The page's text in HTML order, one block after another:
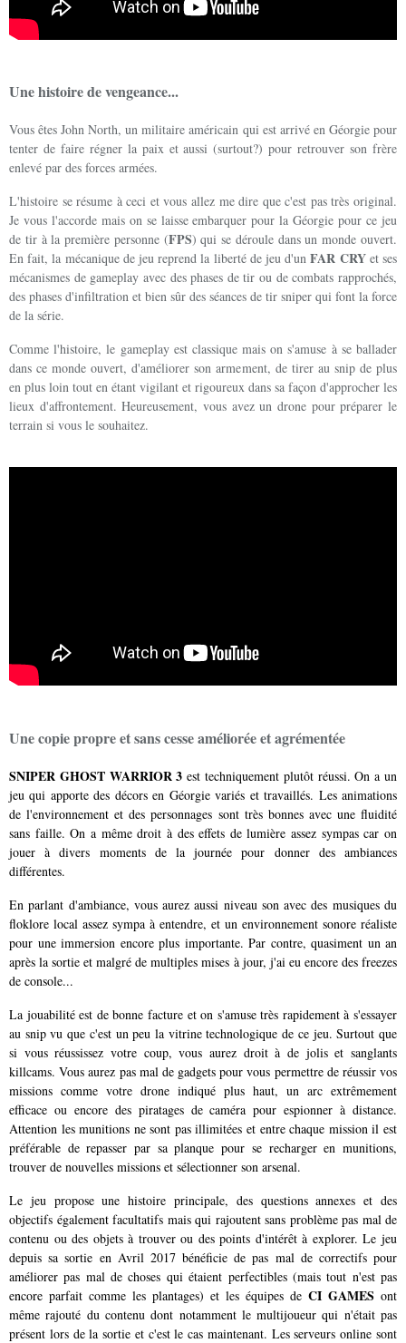
Une histoire de vengeance...
Vous êtes John North, un militaire américain qui est arrivé en Géorgie pour
tenter de faire régner la paix et aussi (surtout?) pour retrouver son frère
enlevé par des forces armées.
L'histoire se résume à ceci et vous allez me dire que c'est pas très original.
Je vous l'accorde mais on se laisse embarquer pour la Géorgie pour ce jeu
de tir à la première personne (FPS) qui se déroule dans un monde ouvert.
En fait, la mécanique de jeu reprend la liberté de jeu d'unFAR CRYet ses
mécanismes de gameplay avec des phases de tir ou de combats rapprochés,
des phases d'infiltration et bien sûr des séances de tir sniper qui font la force
de la série.
Comme l'histoire, le gameplay est classique mais on s'amuse à se ballader
dans ce monde ouvert, d'améliorer son armement, de tirer au snip de plus
en plus loin tout en étant vigilant et rigoureux dans sa façon d'approcher les
lieux d'affrontement. Heureusement, vous avez un drone pour préparer le
terrain si vous le souhaitez.
Une copie propre et sans cesse améliorée et agrémentée
SNIPER GHOST WARRIOR 3 est techniquement plutôt réussi. On a un
jeu qui apporte des décors en Géorgie variés et travaillés. Les animations
de l'environnement et des personnages sont très bonnes avec une fluidité
sans faille. On a même droit à des effets de lumière assez sympas car on
jouer à divers moments de la journée pour donner des ambiances
différentes.
En parlant d'ambiance, vous aurez aussi niveau son avec des musiques du
floklore local assez sympa à entendre, et un environnement sonore réaliste
pour une immersion encore plus importante. Par contre, quasiment un an
après la sortie et malgré de multiples mises à jour, j'ai eu encore des freezes
de console...
La jouabilité est de bonne facture et on s'amuse très rapidement à s'essayer
au snip vu que c'est un peu la vitrine technologique de ce jeu. Surtout que
si vous réussissez votre coup, vous aurez droit à de jolis et sanglants
killcams. Vous aurez pas mal de gadgets pour vous permettre de réussir vos
missions comme votre drone indiqué plus haut, un arc extrêmement
efficace ou encore des piratages de caméra pour espionner à distance.
Attention les munitions ne sont pas illimitées et entre chaque mission il est
préférable de repasser par sa planque pour se recharger en munitions,
trouver de nouvelles missions et sélectionner son arsenal.
Le jeu propose une histoire principale, des questions annexes et des
objectifs également facultatifs mais qui rajoutent sans problème pas mal de
contenu ou des objets à trouver ou des points d'intérêt à explorer. Le jeu
depuis sa sortie en Avril 2017 bénéficie de pas mal de correctifs pour
améliorer pas mal de choses qui étaient perfectibles (mais tout n'est pas
encore parfait comme les plantages) et les équipes de CI GAMES ont
même rajouté du contenu dont notamment le multijoueur qui n'était pas
présent lors de la sortie et c'est le cas maintenant. Les serveurs online sont